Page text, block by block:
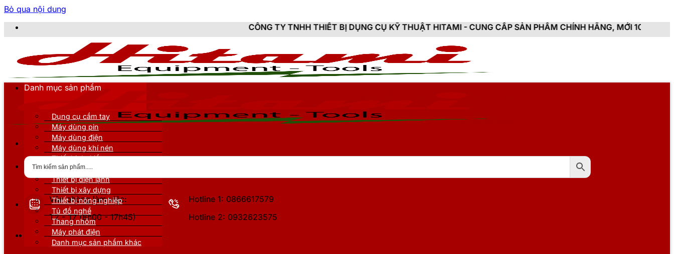
Bỏ qua nội dung
CÔNG TY TNHH THIẾT BỊ DỤNG CỤ KỸ THUẬT HITAMI - CUNG CẤP SẢN PHẨM CHÍNH HÃNG, MỚI 100%, ĐẦY ĐỦ CHỨNG TỪ,
Văn phòng làm việc:
T2 - T7 (8h00 - 17h45)
Hotline 1: 0866617579
Hotline 2: 0932623575
Danh mục sản phẩm
Dụng cụ cầm tay
Máy dùng pin
Máy dùng điện
Máy dùng khí nén
Thiết bị đo kiểm
Thiết bị nâng đỡ
Thiết bị điện lạnh
Thiết bị xây dựng
Thiết bị nông nghiệp
Tủ đồ nghề
Thang nhôm
Máy phát điện
Danh mục sản phẩm khác